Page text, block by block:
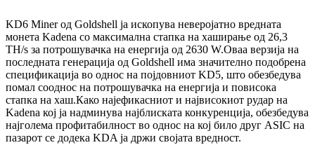
KD6 Miner од Goldshell ја ископува неверојатно вредната
монета Kadena со максимална стапка на хаширање од 26,3
TH/s за потрошувачка на енергија од 2630 W.Оваа верзија на
последната генерација од Goldshell има значително подобрена
спецификација во однос на појдовниот KD5, што обезбедува
помал сооднос на потрошувачка на енергија и повисока
стапка на хаш.Како најефикасниот и највисокиот рудар на
Kadena кој ја надминува најблиската конкуренција, обезбедува
најголема профитабилност во однос на кој било друг ASIC на
пазарот се додека KDA ја држи својата вредност.